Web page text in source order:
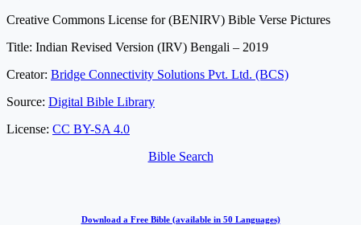
Creative Commons License for (BENIRV) Bible Verse Pictures
Title: Indian Revised Version (IRV) Bengali – 2019
Creator: Bridge Connectivity Solutions Pvt. Ltd. (BCS)
Source: Digital Bible Library
License: CC BY-SA 4.0
Bible Search
Download a Free Bible (available in 50 Languages)